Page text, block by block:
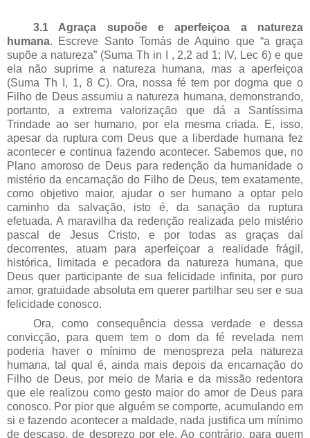
3.1 Agraça supoõe e aperfeiçoa a natureza
humana. Escreve Santo Tomás de Aquino que “a graça
supõe a natureza” (Suma Th in I , 2,2 ad 1; IV, Lec 6) e que
ela não suprime a natureza humana, mas a aperfeiçoa
(Suma Th I, 1, 8 C). Ora, nossa fé tem por dogma que o
Filho de Deus assumiu a natureza humana, demonstrando,
portanto, a extrema valorização que dá a Santíssima
Trindade ao ser humano, por ela mesma criada. E, isso,
apesar da ruptura com Deus que a liberdade humana fez
acontecer e continua fazendo acontecer. Sabemos que, no
Plano amoroso de Deus para redenção da humanidade o
mistério da encarnação do Filho de Deus, tem exatamente,
como objetivo maior, ajudar o ser humano a optar pelo
caminho da salvação, isto é, da sanação da ruptura
efetuada. A maravilha da redenção realizada pelo mistério
pascal de Jesus Cristo, e por todas as graças daí
decorrentes, atuam para aperfeiçoar a realidade frágil,
histórica, limitada e pecadora da natureza humana, que
Deus quer participante de sua felicidade infinita, por puro
amor, gratuidade absoluta em querer partilhar seu ser e sua
felicidade conosco.
Ora, como consequência dessa verdade e dessa
convicção, para quem tem o dom da fé revelada nem
poderia haver o mínimo de menospreza pela natureza
humana, tal qual é, ainda mais depois da encarnação do
Filho de Deus, por meio de Maria e da missão redentora
que ele realizou como gesto maior do amor de Deus para
conosco. Por pior que alguém se comporte, acumulando em
si e fazendo acontecer a maldade, nada justifica um mínimo
de descaso, de desprezo por ele. Ao contrário, para quem